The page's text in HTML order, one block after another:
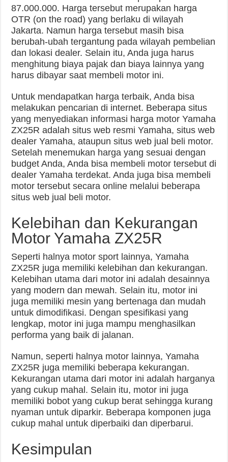
87.000.000. Harga tersebut merupakan harga
OTR (on the road) yang berlaku di wilayah
Jakarta. Namun harga tersebut masih bisa
berubah-ubah tergantung pada wilayah pembelian
dan lokasi dealer. Selain itu, Anda juga harus
menghitung biaya pajak dan biaya lainnya yang
harus dibayar saat membeli motor ini.
Untuk mendapatkan harga terbaik, Anda bisa
melakukan pencarian di internet. Beberapa situs
yang menyediakan informasi harga motor Yamaha
ZX25R adalah situs web resmi Yamaha, situs web
dealer Yamaha, ataupun situs web jual beli motor.
Setelah menemukan harga yang sesuai dengan
budget Anda, Anda bisa membeli motor tersebut di
dealer Yamaha terdekat. Anda juga bisa membeli
motor tersebut secara online melalui beberapa
situs web jual beli motor.
Kelebihan dan Kekurangan
Motor Yamaha ZX25R
Seperti halnya motor sport lainnya, Yamaha
ZX25R juga memiliki kelebihan dan kekurangan.
Kelebihan utama dari motor ini adalah desainnya
yang modern dan mewah. Selain itu, motor ini
juga memiliki mesin yang bertenaga dan mudah
untuk dimodifikasi. Dengan spesifikasi yang
lengkap, motor ini juga mampu menghasilkan
performa yang baik di jalanan.
Namun, seperti halnya motor lainnya, Yamaha
ZX25R juga memiliki beberapa kekurangan.
Kekurangan utama dari motor ini adalah harganya
yang cukup mahal. Selain itu, motor ini juga
memiliki bobot yang cukup berat sehingga kurang
nyaman untuk diparkir. Beberapa komponen juga
cukup mahal untuk diperbaiki dan diperbarui.
Kesimpulan